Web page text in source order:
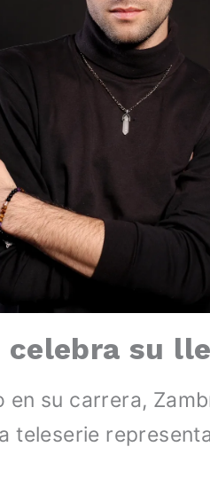
su
su carrera,
teleserie